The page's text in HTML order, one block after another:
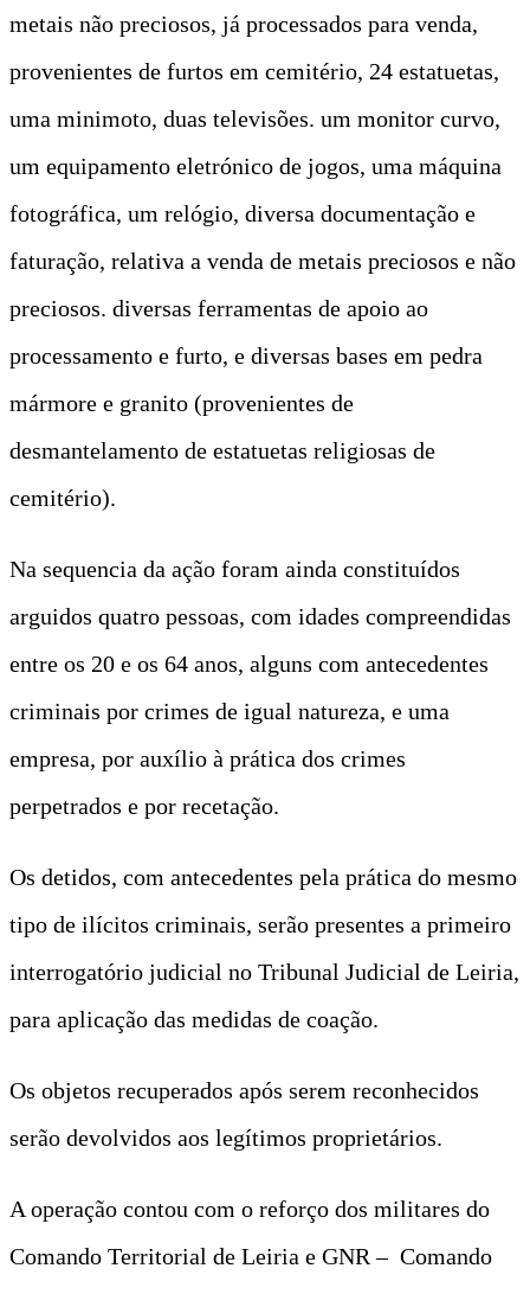
metais não preciosos, já processados para venda,
provenientes de furtos em cemitério, 24 estatuetas,
uma minimoto, duas televisões. um monitor curvo,
um equipamento eletrónico de jogos, uma máquina
fotográfica, um relógio, diversa documentação e
faturação, relativa a venda de metais preciosos e não
preciosos. diversas ferramentas de apoio ao
processamento e furto, e diversas bases em pedra
mármore e granito (provenientes de
desmantelamento de estatuetas religiosas de
cemitério).
Na sequencia da ação foram ainda constituídos
arguidos quatro pessoas, com idades compreendidas
entre os 20 e os 64 anos, alguns com antecedentes
criminais por crimes de igual natureza, e uma
empresa, por auxílio à prática dos crimes
perpetrados e por recetação.
Os detidos, com antecedentes pela prática do mesmo
tipo de ilícitos criminais, serão presentes a primeiro
interrogatório judicial no Tribunal Judicial de Leiria,
para aplicação das medidas de coação.
Os objetos recuperados após serem reconhecidos
serão devolvidos aos legítimos proprietários.
A operação contou com o reforço dos militares do
Comando Territorial de Leiria e GNR – Comando